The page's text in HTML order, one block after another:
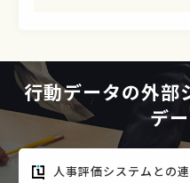
行動データの外部
デ
人事評価システムとの